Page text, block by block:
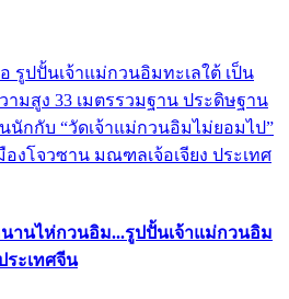
รูปปั้นเจ้าแม่กวนอิมทะเลใต้ เป็น
มสูง 33 เมตรรวมฐาน ประดิษฐาน
นักกับ “วัดเจ้าแม่กวนอิมไม่ยอมไป”
องโจวซาน มณฑลเจ้อเจียง ประเทศ
นานไห่กวนอิม...รูปปั้นเจ้าแม่กวนอิม
ระเทศจีน